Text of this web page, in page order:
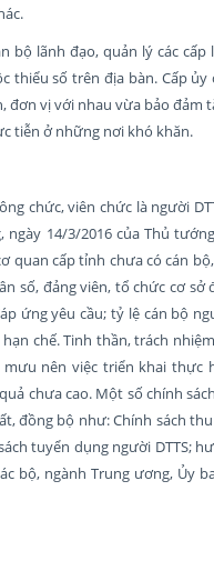
bộ lãnh đạo, quản lý các cấp
số trên địa bàn. Cấp ủy
đơn vị với nhau vừa bảo đảm
tiễn ở những nơi khó khăn.
chức, viên chức là người
14/3/2016 của Thủ
quan cấp tỉnh chưa có cán
số, đảng viên, tổ chức cơ sở
ứng yêu cầu; tỷ lệ cán bộ
chế. Tinh thần, trách
nên việc triển khai thực
chưa cao. Một số chính
đồng bộ như: Chính sách
tuyển dụng người DTTS;
bộ, ngành Trung ương, Ủy